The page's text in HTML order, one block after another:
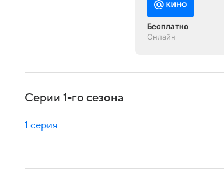
Бесплатно
Онлайн
Серии 1-го сезона
1 серия